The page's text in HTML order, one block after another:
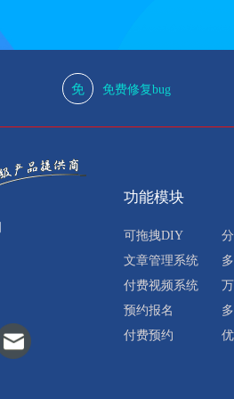
免 免费修复bug
功能模块
可拖拽DIY
文章管理系统
付费视频系统
预约报名
付费预约